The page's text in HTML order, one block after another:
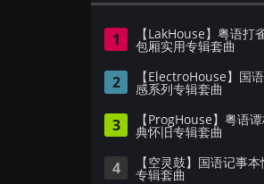
1 【LakHouse】粤语打
包厢实用专辑套曲
2 【ElectroHouse】国
感系列专辑套曲
3 【ProgHouse】粤语
典怀旧专辑套曲
4 【空灵鼓】国语记事
专辑套曲